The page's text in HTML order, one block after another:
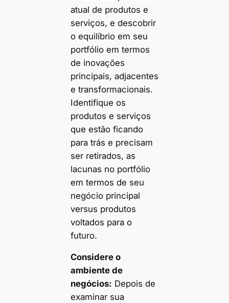
atual de produtos e
serviços, e descobrir
o equilíbrio em seu
portfólio em termos
de inovações
principais, adjacentes
e transformacionais.
Identifique os
produtos e serviços
que estão ficando
para trás e precisam
ser retirados, as
lacunas no portfólio
em termos de seu
negócio principal
versus produtos
voltados para o
futuro.
Considere o
ambiente de
negócios: Depois de
examinar sua